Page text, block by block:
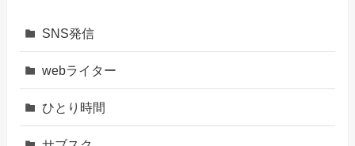
SNS発信
webライター
ひとり時間